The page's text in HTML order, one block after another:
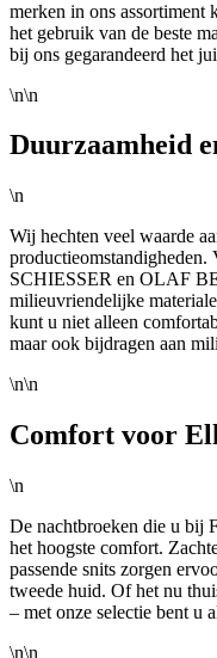
merken in ons assortiment
het gebruik van de beste
bij ons gegarandeerd het
\n\n
Duurzaamheid
\n
Wij hechten veel waarde
productieomstandigheden.
SCHIESSER en OLAF
milieuvriendelijke
kunt u niet alleen
maar ook bijdragen aan
\n\n
Comfort voor
\n
De nachtbroeken die u bij
het hoogste comfort.
passende snits zorgen
tweede huid. Of het nu
– met onze selectie bent u
\n\n